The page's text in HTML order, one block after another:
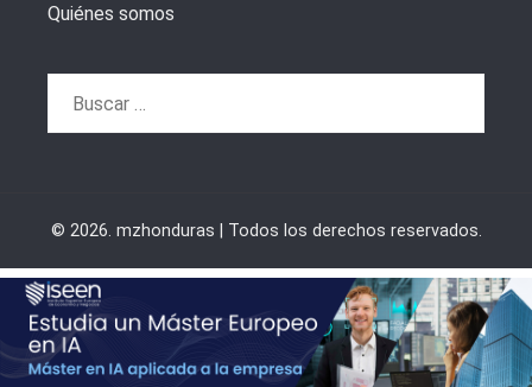
Quiénes somos
© 2026. mzhonduras | Todos los derechos reservados.